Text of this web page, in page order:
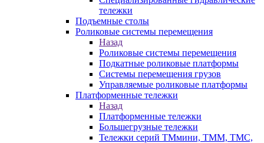
тележки
Подъемные столы
Роликовые системы перемещения
Назад
Роликовые системы перемещения
Подкатные роликовые платформы
Системы перемещения грузов
Управляемые роликовые платформы
Платформенные тележки
Назад
Платформенные тележки
Большегрузные тележки
Тележки серий ТМмини, ТММ, ТМС,